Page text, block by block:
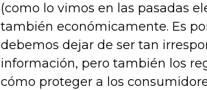
(como lo vimos en las pasadas
también económicamente. Es
debemos dejar de ser tan
información, pero también los
cómo proteger a los